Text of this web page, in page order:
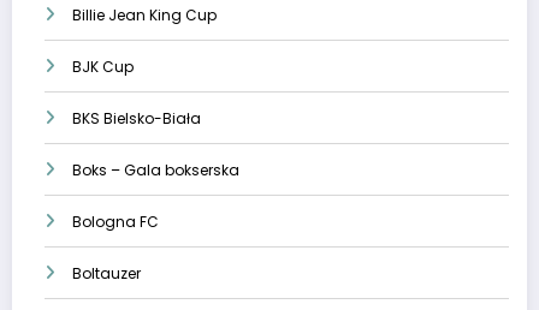
Billie Jean King Cup
BJK Cup
BKS Bielsko-Biała
Boks – Gala bokserska
Bologna FC
Boltauzer